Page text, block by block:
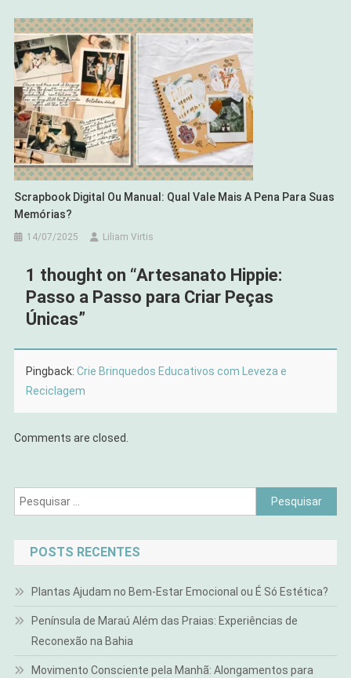
Scrapbook Digital Ou Manual: Qual Vale Mais A Pena Para Suas
Memórias?
14/07/2025 Liliam Virtis
1 thought on “Artesanato Hippie:
Passo a Passo para Criar Peças
Únicas”
Pingback: Crie Brinquedos Educativos com Leveza e
Reciclagem
Comments are closed.
Pesquisar
por:
POSTS RECENTES
Plantas Ajudam no Bem-Estar Emocional ou É Só Estética?
Península de Maraú Além das Praias: Experiências de
Reconexão na Bahia
Movimento Consciente pela Manhã: Alongamentos para